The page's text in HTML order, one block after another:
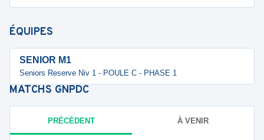
ÉQUIPES
SENIOR M1
Seniors Reserve Niv 1 - POULE C - PHASE 1
MATCHS GNPDC
PRÉCÉDENT À VENIR